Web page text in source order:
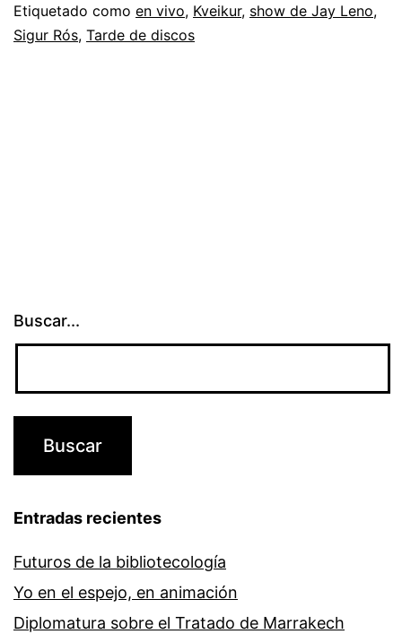
Etiquetado como en vivo, Kveikur, show de Jay Leno,
Sigur Rós, Tarde de discos
Buscar...
Entradas recientes
Futuros de la bibliotecología
Yo en el espejo, en animación
Diplomatura sobre el Tratado de Marrakech